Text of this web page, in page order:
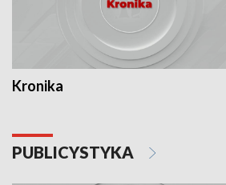
Kronika
PUBLICYSTYKA